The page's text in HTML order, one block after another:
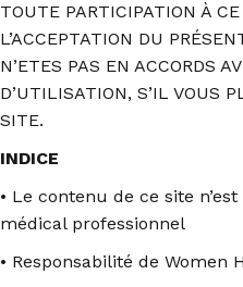
TOUTE PARTICIPATION À
L’ACCEPTATION DU
N’ETES PAS EN ACCORDS
D’UTILISATION, S’IL VOUS
SITE.
INDICE
• Le contenu de ce site
médical professionnel
• Responsabilité de Women